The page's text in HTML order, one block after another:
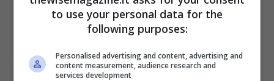
to use your personal data for the
following purposes:
Personalised advertising and content, advertising and
content measurement, audience research and
services development